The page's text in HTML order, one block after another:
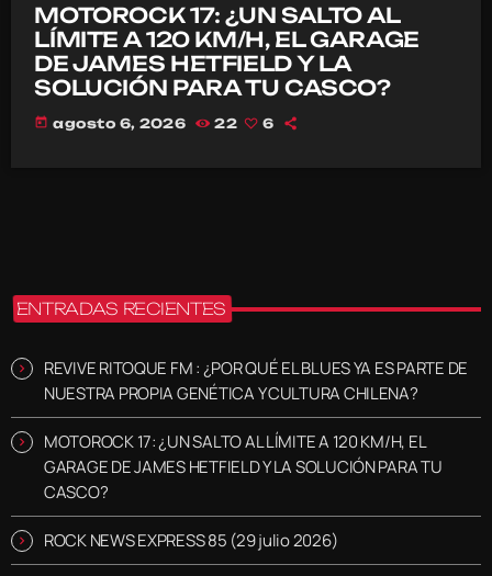
MOTOROCK 17: ¿UN SALTO AL
LÍMITE A 120 KM/H, EL GARAGE
DE JAMES HETFIELD Y LA
SOLUCIÓN PARA TU CASCO?
today agosto 6, 2026 22 6
ENTRADAS RECIENTES
REVIVE RITOQUE FM : ¿POR QUÉ EL BLUES YA ES PARTE DE
NUESTRA PROPIA GENÉTICA Y CULTURA CHILENA?
MOTOROCK 17: ¿UN SALTO AL LÍMITE A 120 KM/H, EL
GARAGE DE JAMES HETFIELD Y LA SOLUCIÓN PARA TU
CASCO?
ROCK NEWS EXPRESS 85 (29 julio 2026)